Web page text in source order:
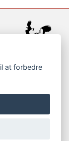
at forbedre